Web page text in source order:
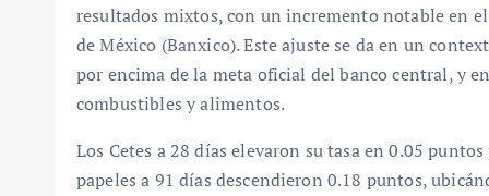
resultados mixtos, con un incremento notable en
de México (Banxico). Este ajuste se da en un
por encima de la meta oficial del banco central, y
combustibles y alimentos.
Los Cetes a 28 días elevaron su tasa en 0.05
papeles a 91 días descendieron 0.18 puntos,